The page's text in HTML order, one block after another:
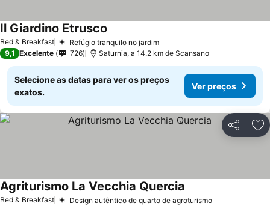
Bed & Breakfast Refúgio tranquilo no jardim
Il Giardino Etrusco
9,1 Excelente 726 Saturnia, a 14.2 km de Scansano
Selecione as datas para ver os preços
exatos.
Ver preços
Partilhar
Bed & Breakfast Design autêntico de quarto de agroturismo
Agriturismo La Vecchia Quercia